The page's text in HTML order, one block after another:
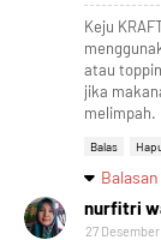
Keju
atau
jika
melimpah.
Balas
Balasan
nurfitri
27